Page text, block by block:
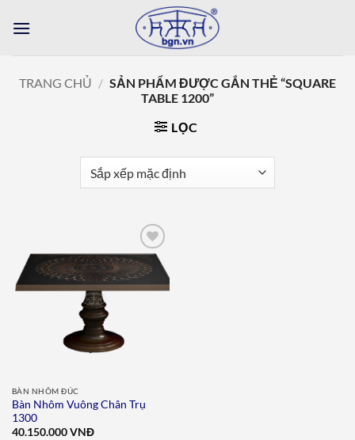
qua
TRANG CHỦ / SẢN PHẨM ĐƯỢC GẮN THẺ “SQUARE
TABLE 1200”
LỌC
Add to
wishlist
BÀN NHÔM ĐÚC
Bàn Nhôm Vuông Chân Trụ
1300
40.150.000VNĐ